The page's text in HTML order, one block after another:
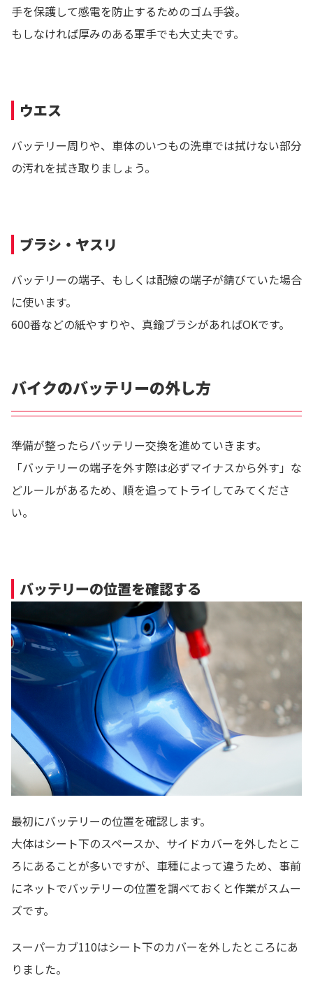
手を保護して感電を防止するためのゴム手袋。
もしなければ厚みのある軍手でも大丈夫です。
ウエス
バッテリー周りや、車体のいつもの洗車では拭けない部分
の汚れを拭き取りましょう。
ブラシ・ヤスリ
バッテリーの端子、もしくは配線の端子が錆びていた場合
に使います。
600番などの紙やすりや、真鍮ブラシがあればOKです。
バイクのバッテリーの外し方
準備が整ったらバッテリー交換を進めていきます。
「バッテリーの端子を外す際は必ずマイナスから外す」な
どルールがあるため、順を追ってトライしてみてくださ
い。
バッテリーの位置を確認する
最初にバッテリーの位置を確認します。
大体はシート下のスペースか、サイドカバーを外したとこ
ろにあることが多いですが、車種によって違うため、事前
にネットでバッテリーの位置を調べておくと作業がスムー
ズです。
スーパーカブ110はシート下のカバーを外したところにあ
りました。